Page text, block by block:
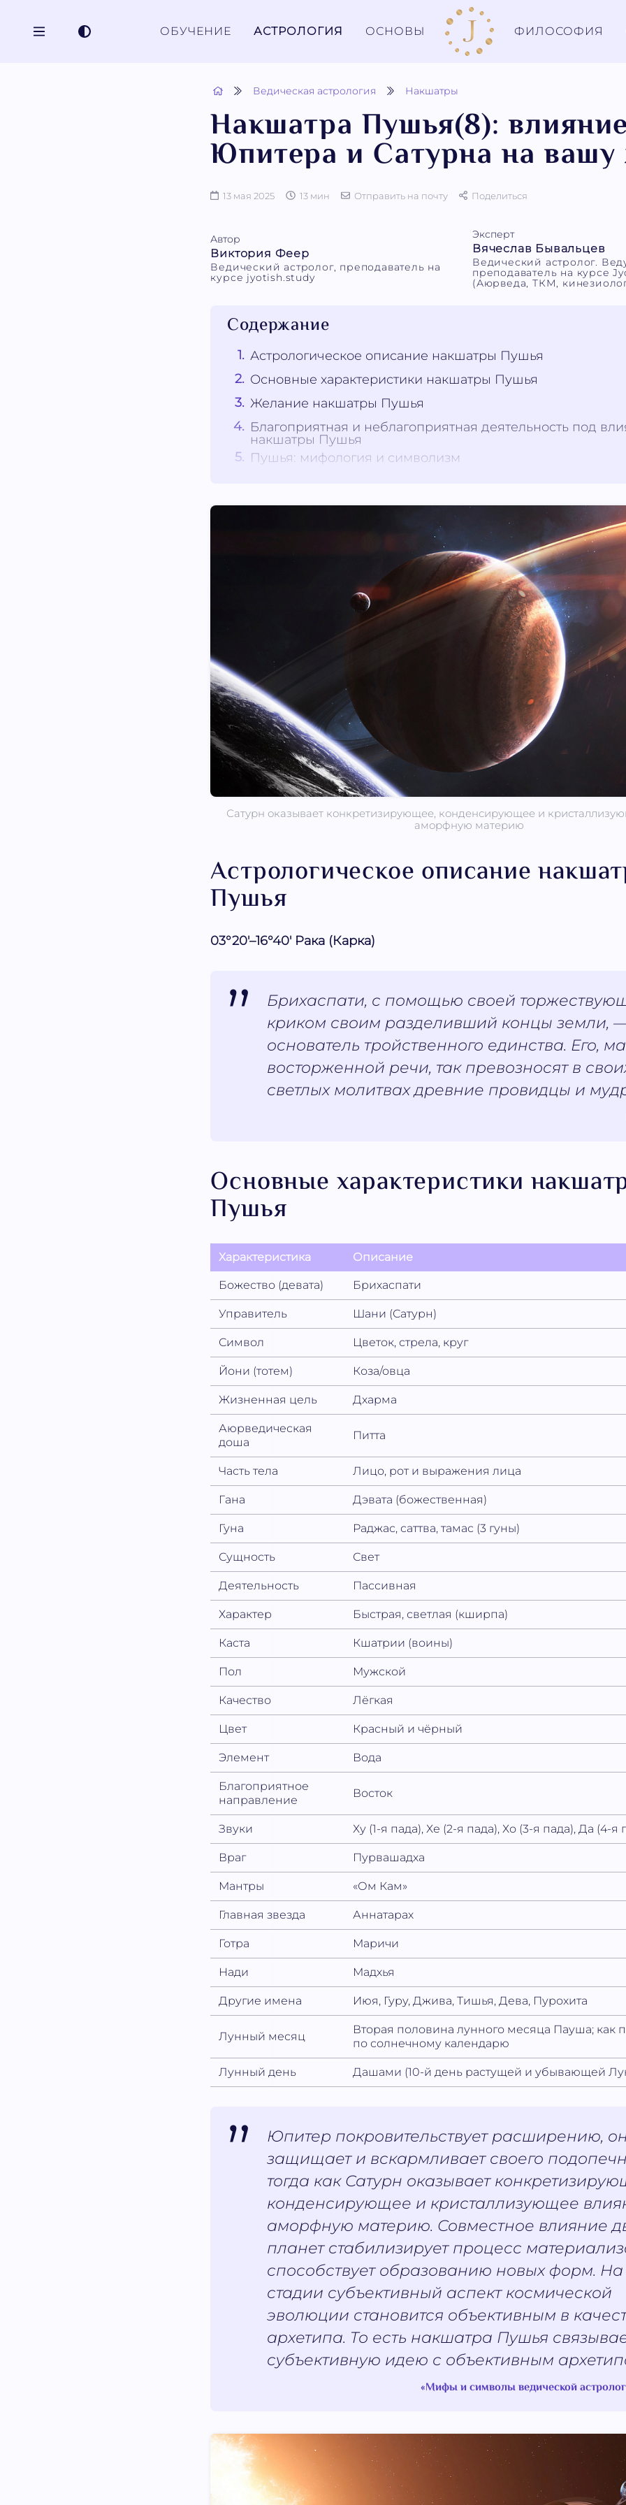
ОБУЧЕНИЕ АСТРОЛОГИЯ ОСНОВЫ ФИЛОСОФИЯ
Ведическая астрология Накшатры
Накшатра Пушья(8): влияние
Юпитера и Сатурна на
13 мая 2025 13 мин Отправить на почту Поделиться
Автор
Виктория Феер
Ведический астролог, преподаватель на
курсе jyotish.study
Эксперт
Вячеслав Бывальцев
Ведический астролог.
преподаватель на курсе
(Аюрведа, ТКМ,
Содержание
Астрологическое описание накшатры Пушья
Основные характеристики накшатры Пушья
Желание накшатры Пушья
Благоприятная и неблагоприятная деятельность под
накшатры Пушья
Пушья: мифология и символизм
Сатурн оказывает конкретизирующее, конденсирующее и
аморфную материю
Астрологическое описание
Пушья
03°20'–16°40' Рака (Карка)
Брихаспати, с помощью своей
криком своим разделивший концы земли,
основатель тройственного единства. Его,
восторженной речи, так превозносят в
светлых молитвах древние провидцы и
Основные характеристики
Пушья
Характеристика Описание
Божество (девата) Брихаспати
Управитель Шани (Сатурн)
Символ Цветок, стрела, круг
Йони (тотем) Коза/овца
Жизненная цель Дхарма
Аюрведическая
доша
Питта
Часть тела Лицо, рот и выражения лица
Гана Дэвата (божественная)
Гуна Раджас, саттва, тамас (3 гуны)
Сущность Свет
Деятельность Пассивная
Характер Быстрая, светлая (кширпа)
Каста Кшатрии (воины)
Пол Мужской
Качество Лёгкая
Цвет Красный и чёрный
Элемент Вода
Благоприятное
направление
Восток
Звуки Ху (1-я пада), Хе (2-я пада), Хо (3-я пада), Да (4-я
Враг Пурвашадха
Мантры «Ом Кам»
Главная звезда Аннатарах
Готра Маричи
Нади Мадхья
Другие имена Июя, Гуру, Джива, Тишья, Дева, Пурохита
Лунный месяц
Вторая половина лунного месяца Пауша; как
по солнечному календарю
Лунный день Дашами (10-й день растущей и убывающей
Юпитер покровительствует расширению,
защищает и вскармливает своего
тогда как Сатурн оказывает
конденсирующее и кристаллизующее
аморфную материю. Совместное влияние
планет стабилизирует процесс
способствует образованию новых форм. На
стадии субъективный аспект космической
эволюции становится объективным в
архетипа. То есть накшатра Пушья
субъективную идею с объективным
«Мифы и символы ведической